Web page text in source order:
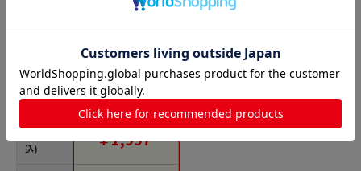
商品名
込)
トラスコ中山 TRUSC
O テープカッター ク
刃 10枚入（ご注文単
位1袋）【直送品】
￥1,997